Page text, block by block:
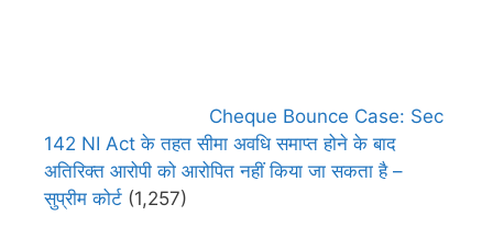
Cheque Bounce Case: Sec
142 NI Act के तहत सीमा अवधि समाप्त होने के बाद
अतिरिक्त आरोपी को आरोपित नहीं किया जा सकता है –
सुप्रीम कोर्ट (1,257)